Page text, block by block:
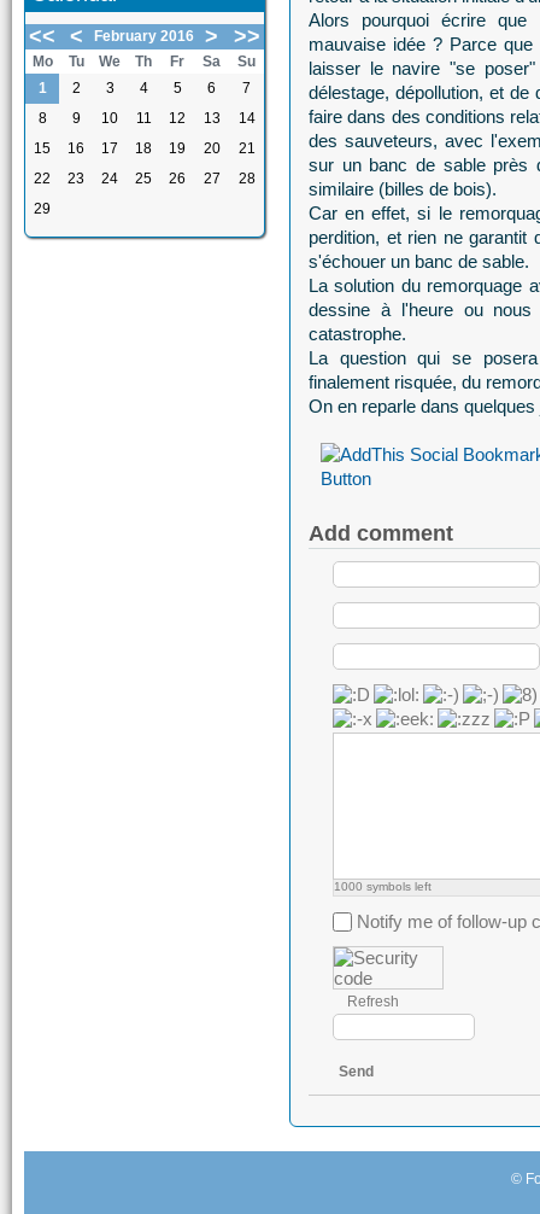
<<
< February 2016 > >>
Mo Tu We Th Fr Sa
Su
1
2 3 4 5 6
7
8
9 10 11 12 13
14
15
16 17 18 19 20
21
22
23 24 25 26 27
28
29
Alors pourquoi écrire que
mauvaise idée ? Parce
laisser le navire "se
délestage, dépollution, et
faire dans des conditions
des sauveteurs, avec
sur un banc de sable près
similaire (billes de bois).
Car en effet, si le
perdition, et rien ne
s'échouer un banc de sable.
La solution du remorquage
dessine à l'heure ou
catastrophe.
La question qui se
finalement risquée, du
On en reparle dans quelques
Add comment
1000 symbols left
Notify me of follow-up
Refresh
Send
©